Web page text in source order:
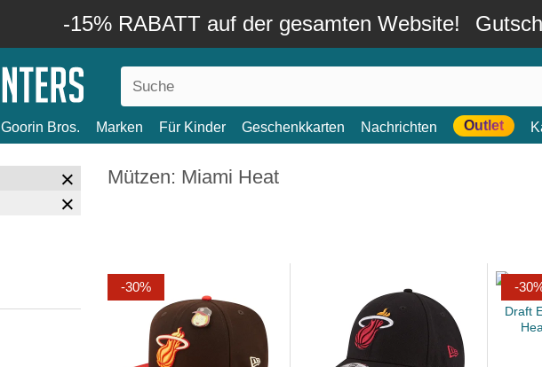
-15% RABATT auf der gesamten Website!
Goorin Bros. Marken Für Kinder Geschenkkarten Nachrichten Outlet
Mützen: Miami Heat
-30% -